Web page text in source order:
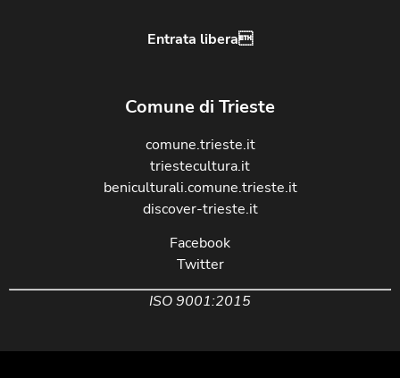
Entrata libera
Comune di Trieste
comune.trieste.it
triestecultura.it
beniculturali.comune.trieste.it
discover-trieste.it
Facebook
Twitter
ISO 9001:2015